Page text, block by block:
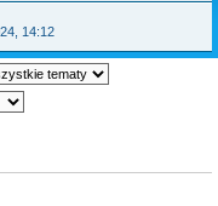
14:12